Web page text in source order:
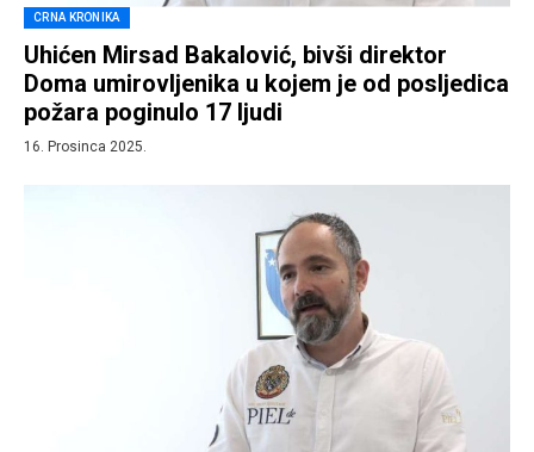
CRNA KRONIKA
Uhićen Mirsad Bakalović, bivši direktor
Doma umirovljenika u kojem je od posljedica
požara poginulo 17 ljudi
16. Prosinca 2025.